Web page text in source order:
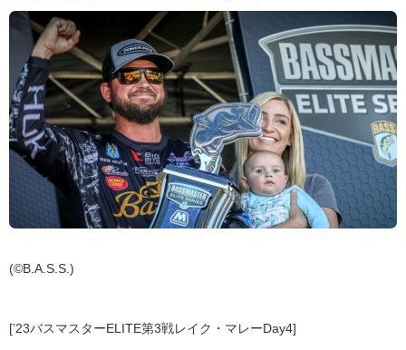
(©B.A.S.S.)
[’23バスマスターELITE第3戦レイク・マレーDay4]